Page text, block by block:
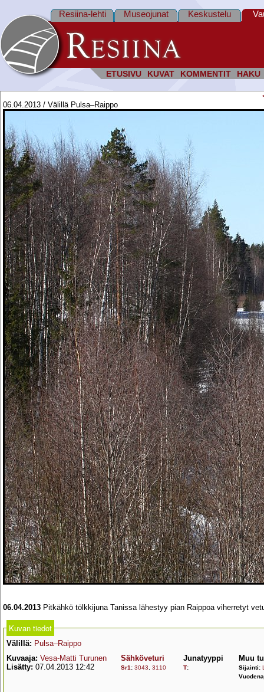
ETUSIVU KUVAT KOMMENTIT HAKU
Resiina-lehti Museojunat Keskustelu
06.04.2013 / Välillä Pulsa–Raippo
06.04.2013 Pitkähkö tölkkijuna Tanissa lähestyy pian Raippoa viherretyt
Kuvan tiedot
Välillä: Pulsa–Raippo
Kuvaaja: Vesa-Matti Turunen
Lisätty: 07.04.2013 12:42
Sähköveturi
Sr1 : 3043 3110
Junatyyppi
T:
Muu
Sijainti: